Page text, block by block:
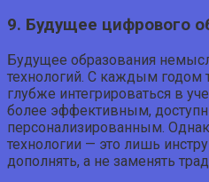
9. Будущее цифрового
Будущее образования
технологий. С каждым годом
глубже интегрироваться в
более эффективным,
персонализированным.
технологии — это лишь
дополнять, а не заменять